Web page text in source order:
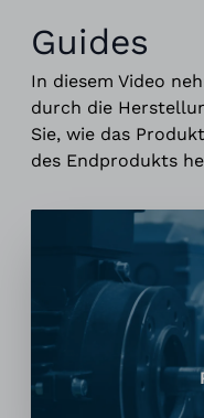
Guides
In diesem Video
durch die
Sie, wie das
des Endprodukts